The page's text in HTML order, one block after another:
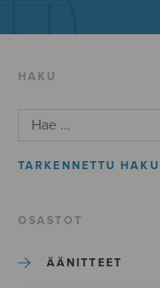
HAKU
TARKENNETTU HAKU
OSASTOT
ÄÄNITTEET